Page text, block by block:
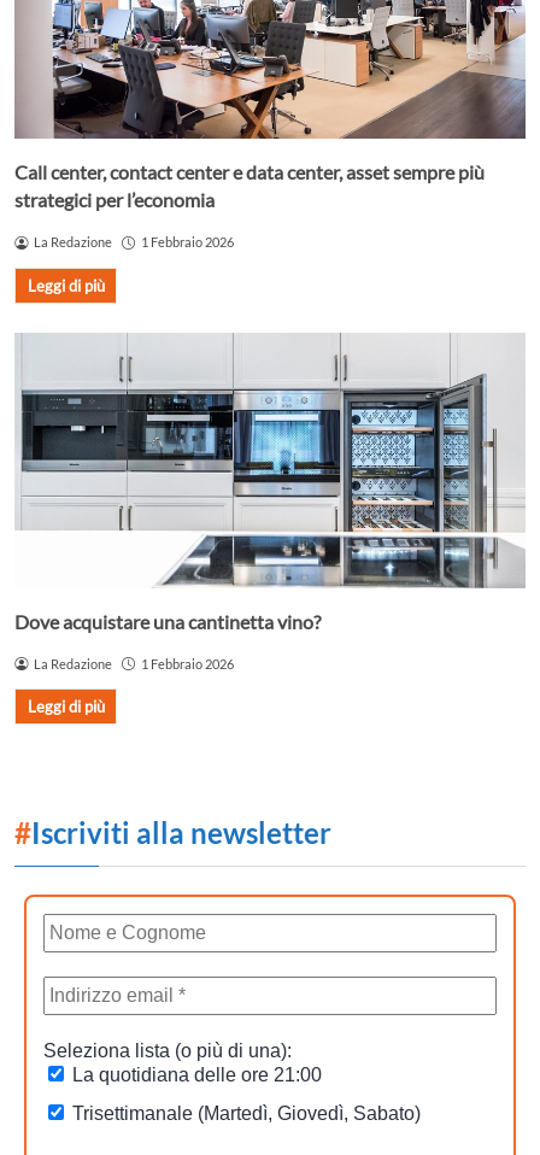
Call center, contact center e data center, asset sempre più
strategici per l’economia
La Redazione 1 Febbraio 2026
Leggi di più
Dove acquistare una cantinetta vino?
La Redazione 1 Febbraio 2026
Leggi di più
#Iscriviti alla newsletter